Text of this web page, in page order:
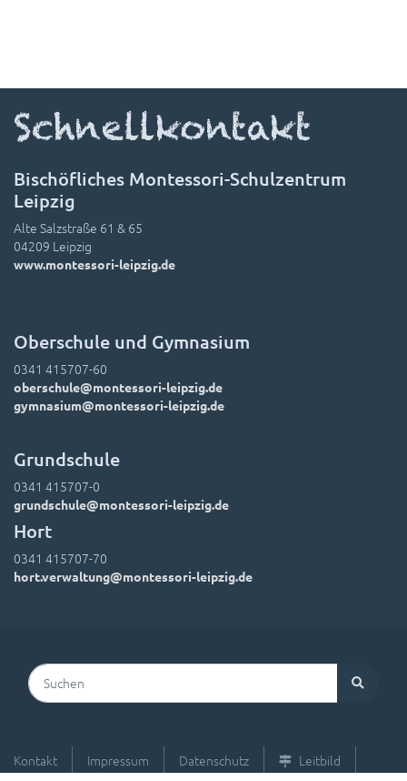
Schnellkontakt
Bischöfliches Montessori-Schulzentrum
Leipzig
Alte Salzstraße 61 & 65
04209 Leipzig
www.montessori-leipzig.de
Oberschule und Gymnasium
0341 415707-60
oberschule@montessori-leipzig.de
gymnasium@montessori-leipzig.de
Grundschule
0341 415707-0
grundschule@montessori-leipzig.de
Hort
0341 415707-70
hort.verwaltung@montessori-leipzig.de
Suchen
Kontakt Impressum Datenschutz
Leitbild